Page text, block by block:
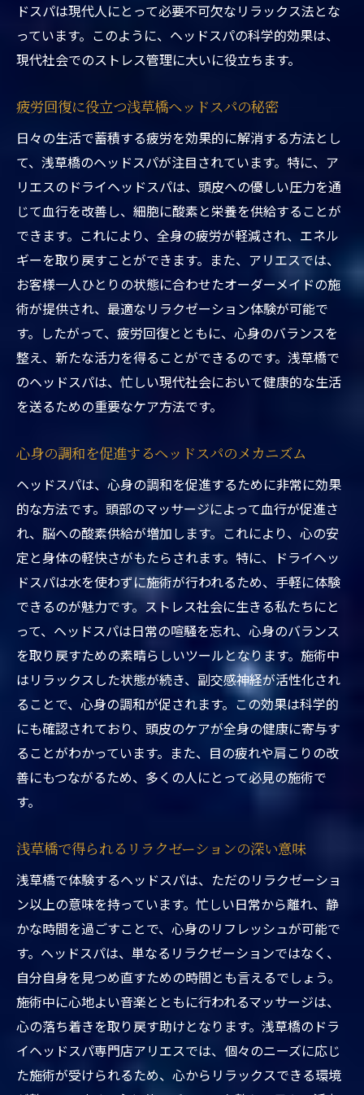
心の安らぎをもたらすヘッドスパ体験
浅草橋でのヘッドスパがもたらす心の平穏
ヘッドスパでストレス解消！浅草橋アリエスの
特別な施術とは
パ
ストレス解消に特化した浅草橋の施術プロ
心身に働きかけるアリエスの独自技術
浅草橋で受ける特別施術の効果と体験談
ストレス社会で求められるヘッドスパの新
しい形
浅草橋アリエスが提供する心地よい施術の
魅力
浅草橋で人気のヘッドスパ体験がもたらすリフ
レッシュ効果
浅草橋でのヘッドスパがもたらす新しい自
分
リフレッシュに効果的な浅草橋ヘッドスパ
の技法
浅草橋の人気店が提供するリフレッシュの
理由
気持ちを一新するために選ばれるヘッドス
パ
浅草橋のヘッドスパで日々の疲れをリセッ
ト
心と体をリフレッシュ浅草橋ヘッドスパの秘訣
に迫る
浅草橋ヘッドスパのリフレッシュ効果の源
化
リフレッシュ効果を高めるための施術ポイ
ント
浅草橋アリエスのヘッドスパが選ばれる理
由
心と体をリフレッシュするための施術の選
び方
究極のリラクゼーション！浅草橋で受けるヘッ
ドスパの魅力
ドスパは現代人にとって必要不可欠なリラックス法とな
っています。このように、ヘッドスパの科学的効果は、
現代社会でのストレス管理に大いに役立ちます。
疲労回復に役立つ浅草橋ヘッドスパの秘密
日々の生活で蓄積する疲労を効果的に解消する方法とし
て、浅草橋のヘッドスパが注目されています。特に、ア
リエスのドライヘッドスパは、頭皮への優しい圧力を通
じて血行を改善し、細胞に酸素と栄養を供給することが
できます。これにより、全身の疲労が軽減され、エネル
ギーを取り戻すことができます。また、アリエスでは、
お客様一人ひとりの状態に合わせたオーダーメイドの施
術が提供され、最適なリラクゼーション体験が可能で
す。したがって、疲労回復とともに、心身のバランスを
整え、新たな活力を得ることができるのです。浅草橋で
のヘッドスパは、忙しい現代社会において健康的な生活
を送るための重要なケア方法です。
心身の調和を促進するヘッドスパのメカニズム
ヘッドスパは、心身の調和を促進するために非常に効果
的な方法です。頭部のマッサージによって血行が促進さ
れ、脳への酸素供給が増加します。これにより、心の安
定と身体の軽快さがもたらされます。特に、ドライヘッ
ドスパは水を使わずに施術が行われるため、手軽に体験
できるのが魅力です。ストレス社会に生きる私たちにと
って、ヘッドスパは日常の喧騒を忘れ、心身のバランス
を取り戻すための素晴らしいツールとなります。施術中
はリラックスした状態が続き、副交感神経が活性化され
ることで、心身の調和が促されます。この効果は科学的
にも確認されており、頭皮のケアが全身の健康に寄与す
ることがわかっています。また、目の疲れや肩こりの改
善にもつながるため、多くの人にとって必見の施術で
す。
浅草橋で得られるリラクゼーションの深い意味
浅草橋で体験するヘッドスパは、ただのリラクゼーショ
ン以上の意味を持っています。忙しい日常から離れ、静
かな時間を過ごすことで、心身のリフレッシュが可能で
す。ヘッドスパは、単なるリラクゼーションではなく、
自分自身を見つめ直すための時間とも言えるでしょう。
施術中に心地よい音楽とともに行われるマッサージは、
心の落ち着きを取り戻す助けとなります。浅草橋のドラ
イヘッドスパ専門店アリエスでは、個々のニーズに応じ
た施術が受けられるため、心からリラックスできる環境